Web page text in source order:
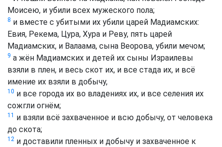
Моисею, и убили всех мужеского пола;
8 и вместе с убитыми их убили царей Мадиамских:
Евия, Рекема, Цура, Хура и Реву, пять царей
Мадиамских, и Валаама, сына Веорова, убили мечом;
9 а жён Мадиамских и детей их сыны Израилевы
взяли в плен, и весь скот их, и все стада их, и всё
имение их взяли в добычу,
10 и все города их во владениях их, и все селения их
сожгли огнём;
11 и взяли всё захваченное и всю добычу, от человека
до скота;
12 и доставили пленных и добычу и захваченное к